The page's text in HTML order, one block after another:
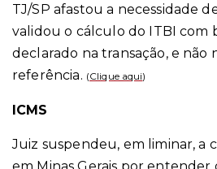
TJ/SP afastou a necessidade
validou o cálculo do ITBI com
declarado na transação, e não
referência. (Clique aqui)
ICMS
Juiz suspendeu, em liminar, a
em Minas Gerais por entender